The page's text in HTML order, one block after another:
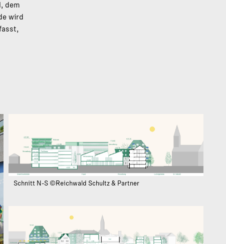
dem
wird
Schnitt N-S ©Reichwald Schultz & Partner